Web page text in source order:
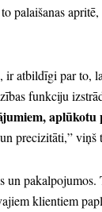
palaišanas apritē,
ir atbildīgi par to,
funkciju
aplūkotu
precizitāti,” viņš
un pakalpojumos.
klientiem